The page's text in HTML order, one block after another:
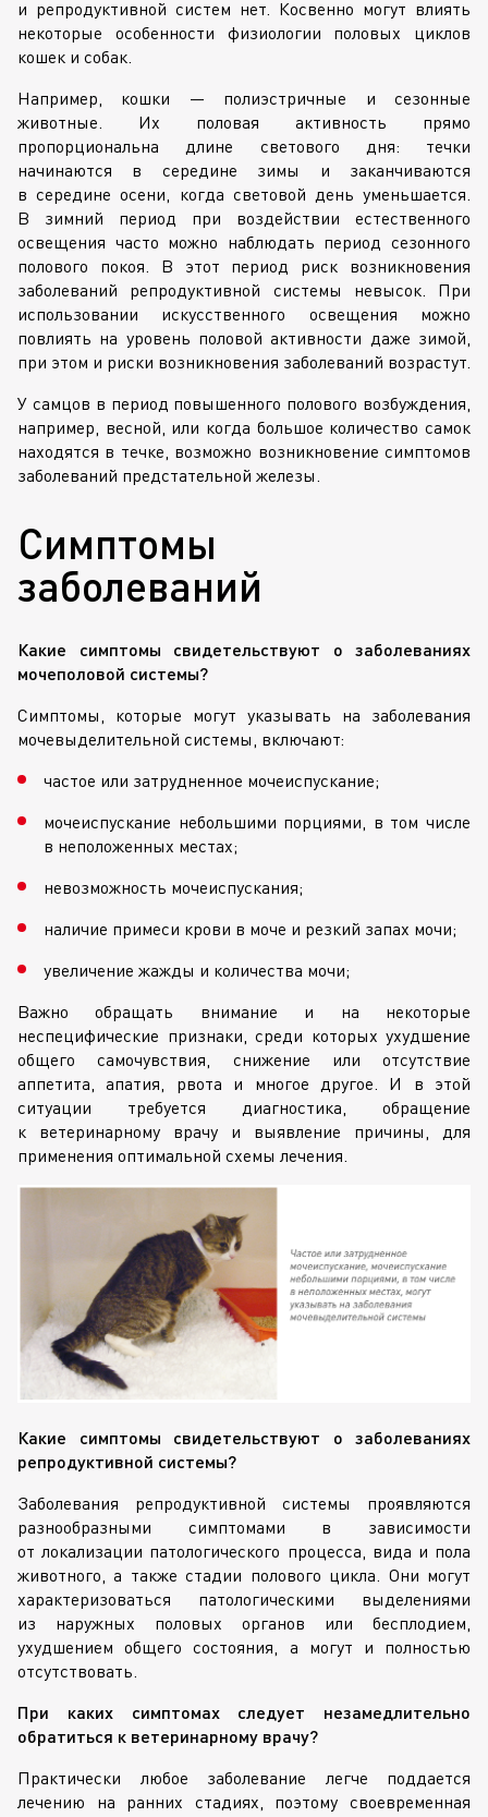
и репродуктивной систем нет. Косвенно могут влиять
некоторые особенности физиологии половых циклов
кошек и собак.
Например, кошки — полиэстричные и сезонные
животные. Их половая активность прямо
пропорциональна длине светового дня: течки
начинаются в середине зимы и заканчиваются
в середине осени, когда световой день уменьшается.
В зимний период при воздействии естественного
освещения часто можно наблюдать период сезонного
полового покоя. В этот период риск возникновения
заболеваний репродуктивной системы невысок. При
использовании искусственного освещения можно
повлиять на уровень половой активности даже зимой,
при этом и риски возникновения заболеваний возрастут.
У самцов в период повышенного полового возбуждения,
например, весной, или когда большое количество самок
находятся в течке, возможно возникновение симптомов
заболеваний предстательной железы.
Симптомы
заболеваний
Какие симптомы свидетельствуют о заболеваниях
мочеполовой системы?
Симптомы, которые могут указывать на заболевания
мочевыделительной системы, включают:
частое или затрудненное мочеиспускание;
мочеиспускание небольшими порциями, в том числе
в неположенных местах;
невозможность мочеиспускания;
наличие примеси крови в моче и резкий запах мочи;
увеличение жажды и количества мочи;
Важно обращать внимание и на некоторые
неспецифические признаки, среди которых ухудшение
общего самочувствия, снижение или отсутствие
аппетита, апатия, рвота и многое другое. И в этой
ситуации требуется диагностика, обращение
к ветеринарному врачу и выявление причины, для
применения оптимальной схемы лечения.
Какие симптомы свидетельствуют о заболеваниях
репродуктивной системы?
Заболевания репродуктивной системы проявляются
разнообразными симптомами в зависимости
от локализации патологического процесса, вида и пола
животного, а также стадии полового цикла. Они могут
характеризоваться патологическими выделениями
из наружных половых органов или бесплодием,
ухудшением общего состояния, а могут и полностью
отсутствовать.
При каких симптомах следует незамедлительно
обратиться к ветеринарному врачу?
Практически любое заболевание легче поддается
лечению на ранних стадиях, поэтому своевременная